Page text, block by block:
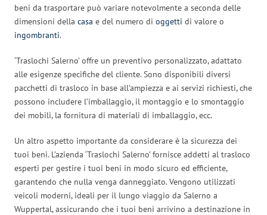
beni da trasportare può variare notevolmente a seconda delle
dimensioni della casa e del numero di oggetti di valore o
ingombranti.
‘Traslochi Salerno’ offre un preventivo personalizzato, adattato
alle esigenze specifiche del cliente. Sono disponibili diversi
pacchetti di trasloco in base all’ampiezza e ai servizi richiesti, che
possono includere l’imballaggio, il montaggio e lo smontaggio
dei mobili, la fornitura di materiali di imballaggio, ecc.
Un altro aspetto importante da considerare è la sicurezza dei
tuoi beni. L’azienda ‘Traslochi Salerno’ fornisce addetti al trasloco
esperti per gestire i tuoi beni in modo sicuro ed efficiente,
garantendo che nulla venga danneggiato. Vengono utilizzati
veicoli moderni, ideali per il lungo viaggio da Salerno a
Wuppertal, assicurando che i tuoi beni arrivino a destinazione in